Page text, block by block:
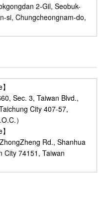
2-Gil, Seobuk-
si, Chungcheongnam-do,
Sec. 3, Taiwan Blvd.,
City 407-57,
）
Rd., Shanhua
City 74151, Taiwan